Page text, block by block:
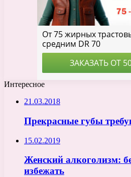
Интересное
21.03.2018
Прекрасные губы
15.02.2019
Женский алкоголизм:
избежать